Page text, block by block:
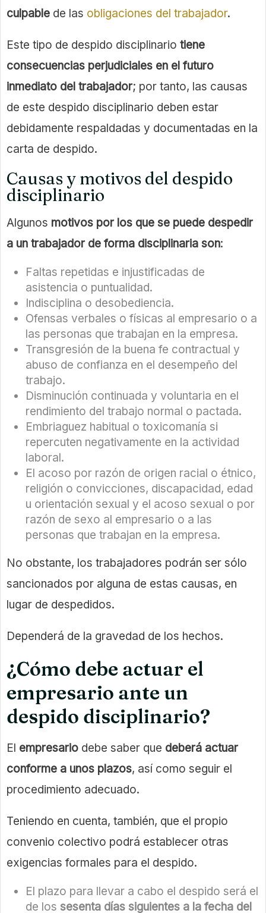
culpable de las obligaciones del trabajador.
Este tipo de despido disciplinario tiene
consecuencias perjudiciales en el futuro
inmediato del trabajador; por tanto, las causas
de este despido disciplinario deben estar
debidamente respaldadas y documentadas en la
carta de despido.
Causas y motivos del despido
disciplinario
Algunos motivos por los que se puede despedir
a un trabajador de forma disciplinaria son:
Faltas repetidas e injustificadas de
asistencia o puntualidad.
Indisciplina o desobediencia.
Ofensas verbales o físicas al empresario o a
las personas que trabajan en la empresa.
Transgresión de la buena fe contractual y
abuso de confianza en el desempeño del
trabajo.
Disminución continuada y voluntaria en el
rendimiento del trabajo normal o pactada.
Embriaguez habitual o toxicomanía si
repercuten negativamente en la actividad
laboral.
El acoso por razón de origen racial o étnico,
religión o convicciones, discapacidad, edad
u orientación sexual y el acoso sexual o por
razón de sexo al empresario o a las
personas que trabajan en la empresa.
No obstante, los trabajadores podrán ser sólo
sancionados por alguna de estas causas, en
lugar de despedidos.
Dependerá de la gravedad de los hechos.
¿Cómo debe actuar el
empresario ante un
despido disciplinario?
El empresario debe saber que deberá actuar
conforme a unos plazos, así como seguir el
procedimiento adecuado.
Teniendo en cuenta, también, que el propio
convenio colectivo podrá establecer otras
exigencias formales para el despido.
El plazo para llevar a cabo el despido será el
de los sesenta días siguientes a la fecha del